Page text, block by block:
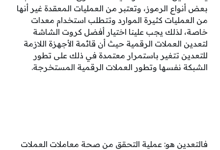
بعض أنواع الرموز، وتعتبر من العمليات المعقدة غير أنها
من العمليات كثيرة الموارد وتتطلب استخدام معدات
خاصة، لذلك يجب علينا اختيار أفضل كروت الشاشة
لتعدين العملات الرقمية حيث أن قائمة الأجهزة اللازمة
للتعدين تتغير باستمرار معتمدة في ذلك على تطور
الشبكة نفسها وتطور العملات الرقمية المستخرجة.
فالتعدين هو: عملية التحقق من صحة معاملات العملات